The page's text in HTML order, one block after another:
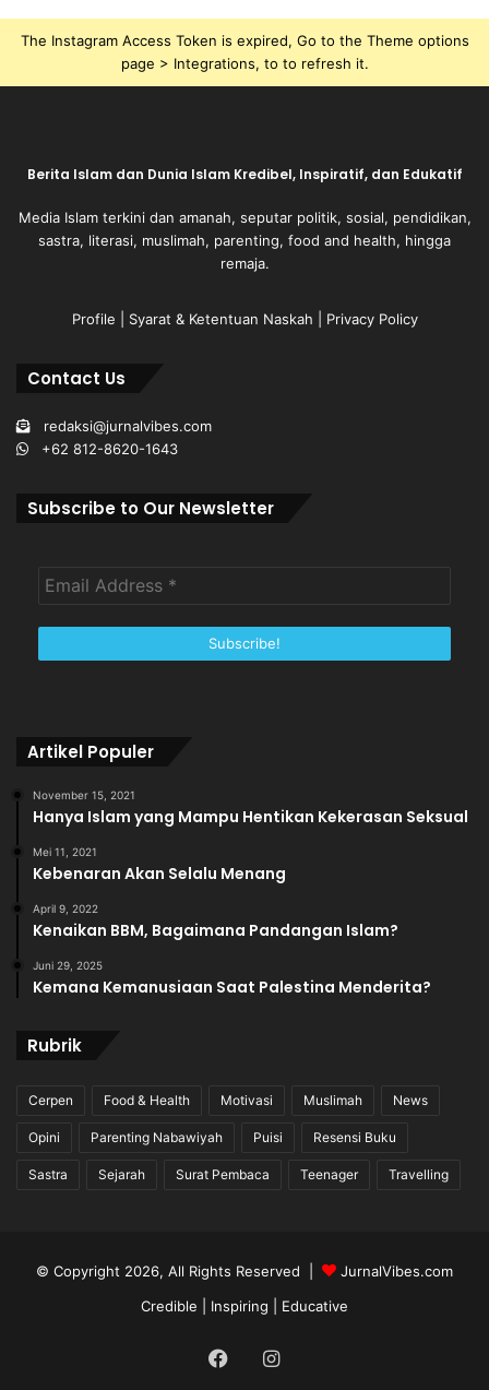
The Instagram Access Token is expired, Go to the Theme options
page > Integrations, to to refresh it.
Berita Islam dan Dunia Islam Kredibel, Inspiratif, dan Edukatif
Media Islam terkini dan amanah, seputar politik, sosial, pendidikan,
sastra, literasi, muslimah, parenting, food and health, hingga
remaja.
Profile Syarat & Ketentuan Naskah Privacy Policy
Contact Us
redaksi@jurnalvibes.com
+62 812-8620-1643
Subscribe to Our Newsletter
Artikel Populer
November 15, 2021
Hanya Islam yang Mampu Hentikan Kekerasan Seksual
Mei 11, 2021
Kebenaran Akan Selalu Menang
April 9, 2022
Kenaikan BBM, Bagaimana Pandangan Islam?
Juni 29, 2025
Kemana Kemanusiaan Saat Palestina Menderita?
Rubrik
Cerpen Food & Health Motivasi Muslimah News
Opini Parenting Nabawiyah Puisi Resensi Buku
Sastra Sejarah Surat Pembaca Teenager Travelling
© Copyright 2026, All Rights Reserved |
JurnalVibes.com
Credible | Inspiring | Educative